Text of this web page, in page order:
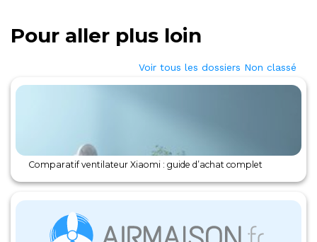
Pour aller plus loin
Voir tous les dossiers Non classé
Comparatif ventilateur Xiaomi : guide d’achat complet